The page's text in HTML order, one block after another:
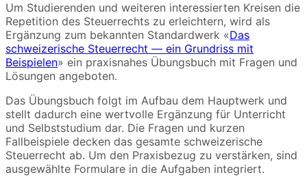
Um Studierenden und weiteren interessierten Kreisen die
Repetition des Steuerrechts zu erleichtern, wird als
Ergänzung zum bekannten Standardwerk «Das
schweizerische Steuerrecht — ein Grundriss mit
Beispielen» ein praxisnahes Übungsbuch mit Fragen und
Lösungen angeboten.
Das Übungsbuch folgt im Aufbau dem Hauptwerk und
stellt dadurch eine wertvolle Ergänzung für Unterricht
und Selbststudium dar. Die Fragen und kurzen
Fallbeispiele decken das gesamte schweizerische
Steuerrecht ab. Um den Praxisbezug zu verstärken, sind
ausgewählte Formulare in die Aufgaben integriert.